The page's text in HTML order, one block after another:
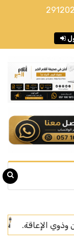
291202
سان